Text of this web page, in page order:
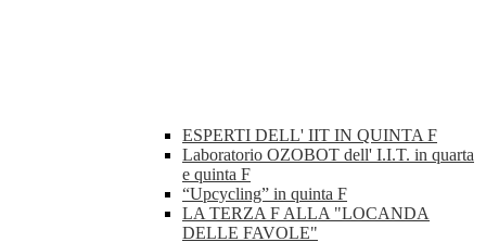
ESPERTI DELL' IIT IN QUINTA F
Laboratorio OZOBOT dell' I.I.T. in quarta
e quinta F
“Upcycling” in quinta F
LA TERZA F ALLA "LOCANDA
DELLE FAVOLE"